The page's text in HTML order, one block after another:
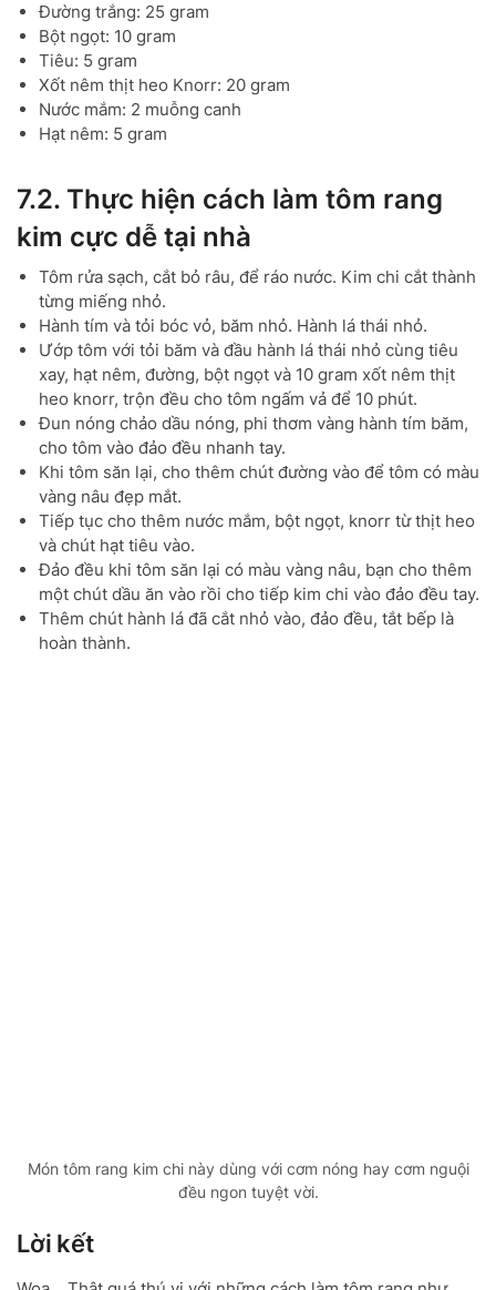
Đường trắng: 25 gram
Bột ngọt: 10 gram
Tiêu: 5 gram
Xốt nêm thịt heo Knorr: 20 gram
Nước mắm: 2 muỗng canh
Hạt nêm: 5 gram
7.2. Thực hiện cách làm tôm rang
kim cực dễ tại nhà
Tôm rửa sạch, cắt bỏ râu, để ráo nước. Kim chi cắt thành
từng miếng nhỏ.
Hành tím và tỏi bóc vỏ, băm nhỏ. Hành lá thái nhỏ.
Ướp tôm với tỏi băm và đầu hành lá thái nhỏ cùng tiêu
xay, hạt nêm, đường, bột ngọt và 10 gram xốt nêm thịt
heo knorr, trộn đều cho tôm ngấm vả để 10 phút.
Đun nóng chảo dầu nóng, phi thơm vàng hành tím băm,
cho tôm vào đảo đều nhanh tay.
Khi tôm săn lại, cho thêm chút đường vào để tôm có màu
vàng nâu đẹp mắt.
Tiếp tục cho thêm nước mắm, bột ngọt, knorr từ thịt heo
và chút hạt tiêu vào.
Đảo đều khi tôm săn lại có màu vàng nâu, bạn cho thêm
một chút dầu ăn vào rồi cho tiếp kim chi vào đảo đều tay.
Thêm chút hành lá đã cắt nhỏ vào, đảo đều, tắt bếp là
hoàn thành.
Món tôm rang kim chi này dùng với cơm nóng hay cơm nguội
đều ngon tuyệt vời.
Lời kết